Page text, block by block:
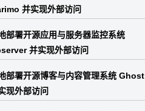
并实现外部访问
部署开源应用与服务器监控系统
并实现外部访问
部署开源博客与内容管理系统 Ghost
现外部访问